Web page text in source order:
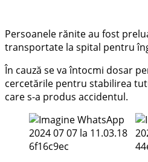
Persoanele rănite au fost
transportate la spital pentru
În cauză se va întocmi dosar
cercetările pentru stabilirea
care s-a produs accidentul.